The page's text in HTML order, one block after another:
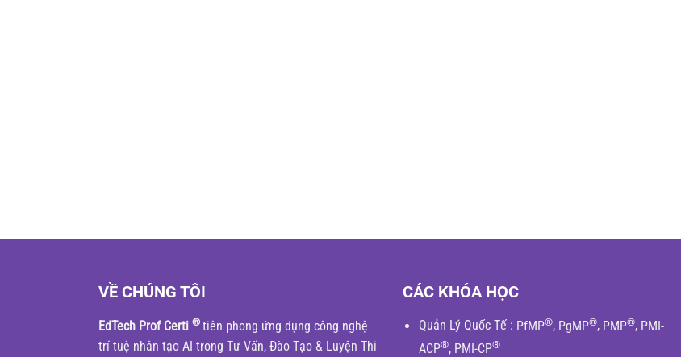
VỀ CHÚNG TÔI
EdTech Prof Certi ® tiên phong ứng dụng công nghệ
trí tuệ nhân tạo AI trong Tư Vấn, Đào Tạo & Luyện Thi
CÁC KHÓA HỌC
Quản Lý Quốc Tế : PfMP®, PgMP®, PMP®, PMI-
ACP®, PMI-CP®